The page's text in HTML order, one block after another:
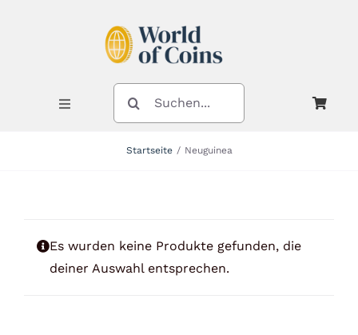
Toggle
Navigation
SUCHE
NACH:
Startseite Neuguinea
Es wurden keine Produkte gefunden, die
deiner Auswahl entsprechen.